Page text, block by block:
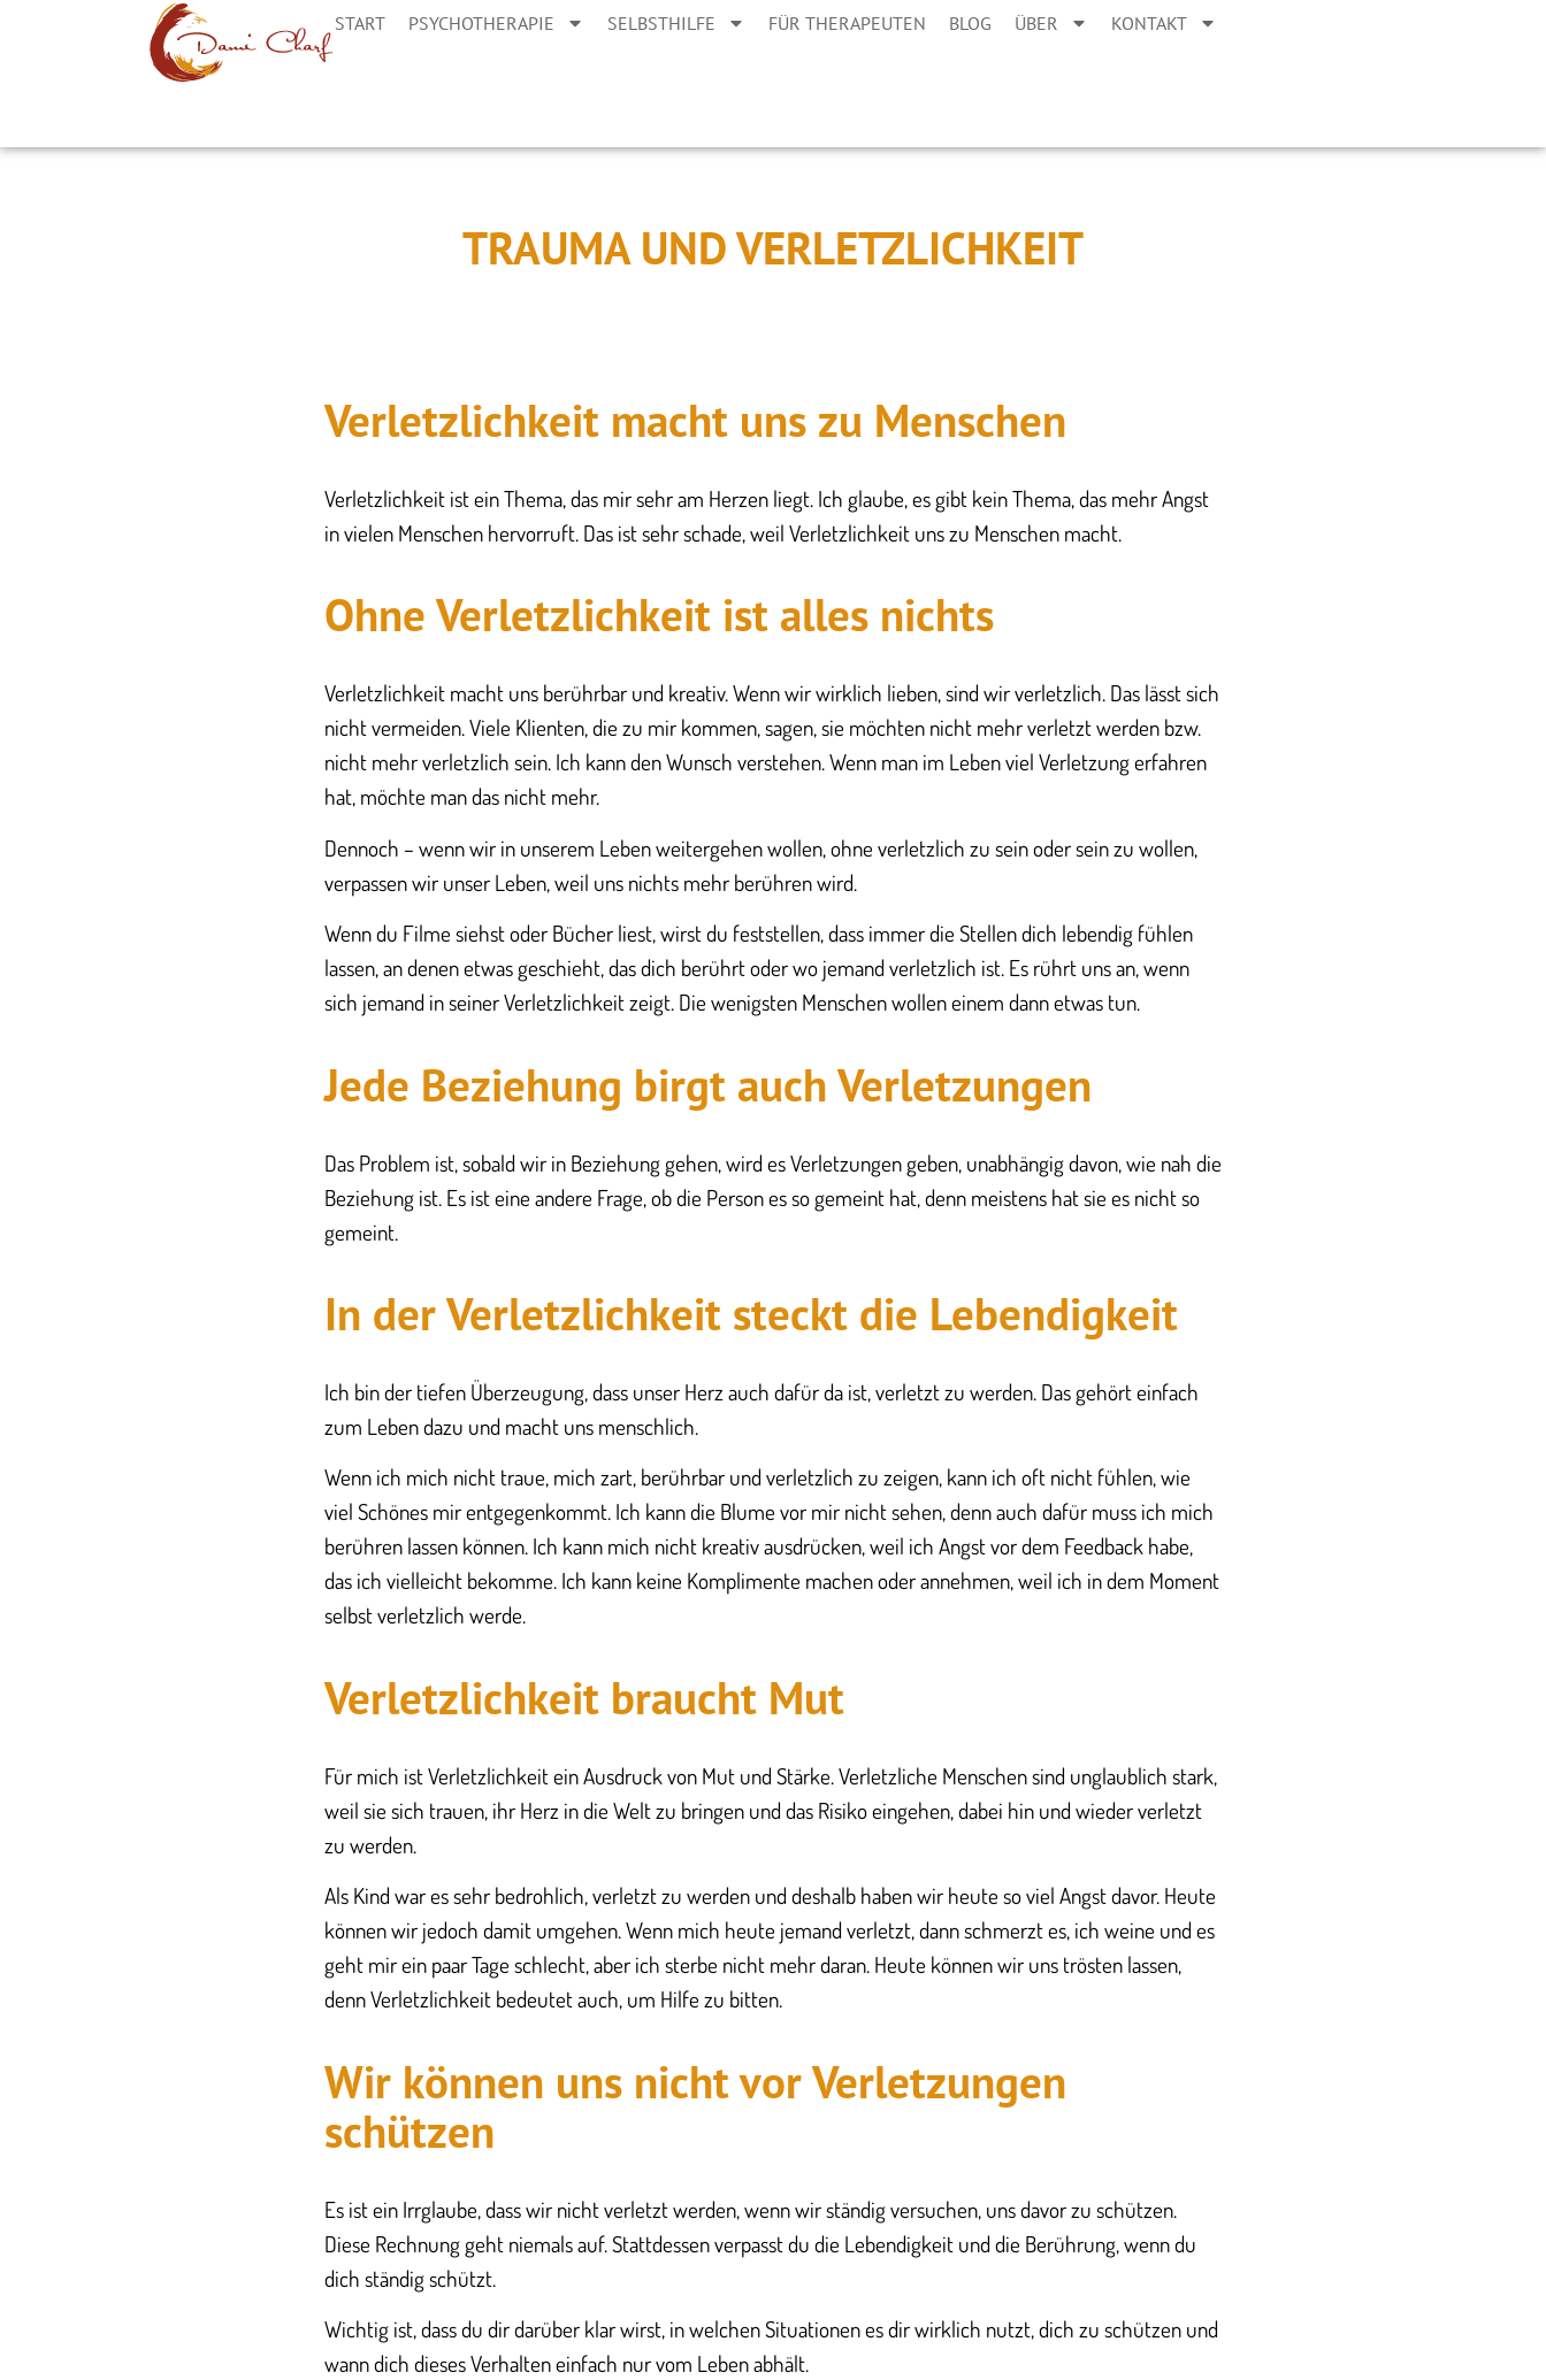
START PSYCHOTHERAPIE SELBSTHILFE FÜR THERAPEUTEN BLOG ÜBER KONTAKT
TRAUMA UND VERLETZLICHKEIT
Verletzlichkeit macht uns zu Menschen
​Verletzlichkeit ist ein Thema, das mir sehr am Herzen liegt. Ich glaube, es gibt kein Thema, das mehr Angst
in vielen Menschen hervorruft. Das ist sehr schade, weil Verletzlichkeit uns zu Menschen macht.
Ohne Verletzlichkeit ist alles nichts
Verletzlichkeit macht uns berührbar und kreativ. Wenn wir wirklich lieben, sind wir verletzlich. Das lässt sich
nicht vermeiden. Viele Klienten, die zu mir kommen, sagen, sie möchten nicht mehr verletzt werden bzw.
nicht mehr verletzlich sein. Ich kann den Wunsch verstehen. Wenn man im Leben viel Verletzung erfahren
hat, möchte man das nicht mehr.
Dennoch – wenn wir in unserem Leben weitergehen wollen, ohne verletzlich zu sein oder sein zu wollen,
verpassen wir unser Leben, weil uns nichts mehr berühren wird.
Wenn du Filme siehst oder Bücher liest, wirst du feststellen, dass immer die Stellen dich lebendig fühlen
lassen, an denen etwas geschieht, das dich berührt oder wo jemand verletzlich ist. Es rührt uns an, wenn
sich jemand in seiner Verletzlichkeit zeigt. Die wenigsten Menschen wollen einem dann etwas tun.
​Jede Beziehung birgt auch Verletzungen
​​Das Problem ist, sobald wir in Beziehung gehen, wird es Verletzungen geben, unabhängig davon, wie nah die
Beziehung ist. Es ist eine andere Frage, ob die Person es so gemeint hat, denn meistens hat sie es nicht so
gemeint.
In der Verletzlichkeit steckt die Lebendigkeit
​​Ich bin der tiefen Überzeugung, dass unser Herz auch dafür da ist, verletzt zu werden. Das gehört einfach
zum Leben dazu und macht uns menschlich.
Wenn ich mich nicht traue, mich zart, berührbar und verletzlich zu zeigen, kann ich oft nicht fühlen, wie
viel Schönes mir entgegenkommt. Ich kann die Blume vor mir nicht sehen, denn auch dafür muss ich mich
berühren lassen können. Ich kann mich nicht kreativ ausdrücken, weil ich Angst vor dem Feedback habe,
das ich vielleicht bekomme. Ich kann keine Komplimente machen oder annehmen, weil ich in dem Moment
selbst verletzlich werde.
​​Verletzlichkeit braucht Mut
​​​Für mich ist Verletzlichkeit ein Ausdruck von Mut und Stärke. Verletzliche Menschen sind unglaublich stark,
weil sie sich trauen, ihr Herz in die Welt zu bringen und das Risiko eingehen, dabei hin und wieder verletzt
zu werden.
Als Kind war es sehr bedrohlich, verletzt zu werden und deshalb haben wir heute so viel Angst davor. Heute
können wir jedoch damit umgehen. Wenn mich heute jemand verletzt, dann schmerzt es, ich weine und es
geht mir ein paar Tage schlecht, aber ich sterbe nicht mehr daran. Heute können wir uns trösten lassen,
denn Verletzlichkeit bedeutet auch, um Hilfe zu bitten.
Wir können uns nicht vor Verletzungen
schützen
Es ist ein Irrglaube, dass wir nicht verletzt werden, wenn wir ständig versuchen, uns davor zu schützen.
Diese Rechnung geht niemals auf. Stattdessen verpasst du die Lebendigkeit und die Berührung, wenn du
dich ständig schützt.
​Wichtig ist, dass du dir darüber klar wirst, in welchen Situationen es dir wirklich nutzt, dich zu schützen und
wann dich dieses Verhalten einfach nur vom Leben abhält.